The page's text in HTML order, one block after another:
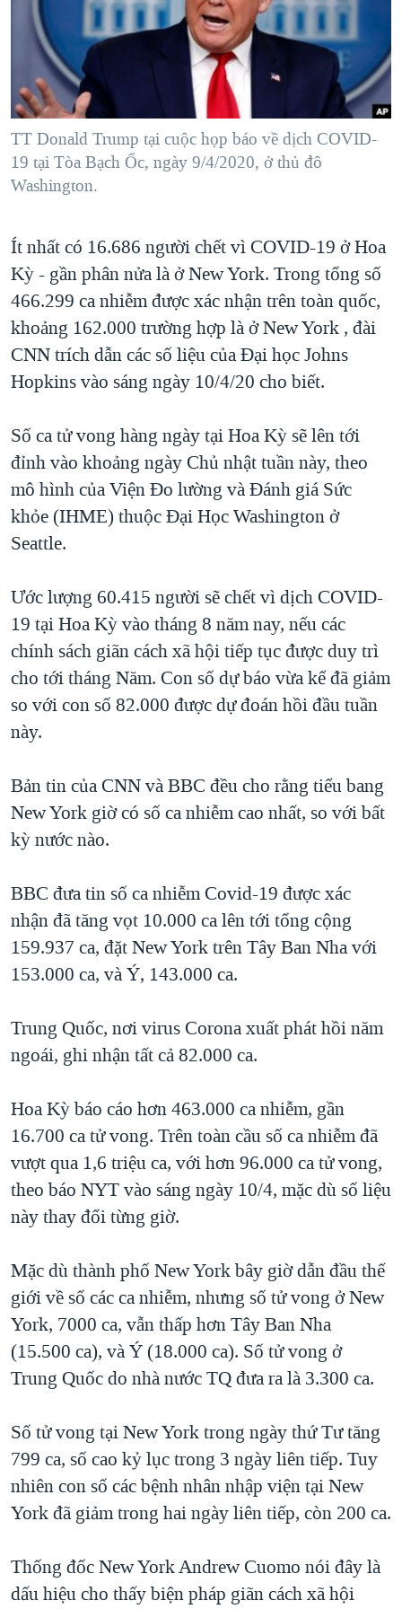
"Tìm"NGƯỜI VIỆT HẢI NGOẠI
ĐỜI SỐNG
KINH TẾ
KHOA HỌC
SỨC KHOẺ
VĂN HOÁ
GIÁO DỤC
HÀNH TRÌNH BẦU CỬ 2024
MỘT NĂM CHIẾN TRANH TẠI DẢI GAZA
GIẢI MÃ VÀNH ĐAI & CON ĐƯỜNG
NGÀY TỊ NẠN THẾ GIỚI
TRỊNH VĨNH BÌNH - NGƯỜI HẠ 'BÊN THẮNG CUỘC'
GROUND ZERO – XƯA VÀ NAY
CÁC GIÁ TRỊ CỘNG HÒA Ở VIỆT NAM
THƯỢNG ĐỈNH TRUMP-KIM TẠI VIỆT NAM
TRỊNH VĨNH BÌNH VS. CHÍNH PHỦ VIỆT NAM
NGƯ DÂN VIỆT VÀ LÀN SÓNG TRỘM HẢI SÂM
BÊN KIA QUỐC LỘ: TIẾNG VỌNG TỪ NÔNG THÔN MỸ
VIDEO
NGHE
MẠNG XÃ HỘI
Ngôn ngữ khác
TT Donald Trump tại cuộc họp báo về dịch COVID-
19 tại Tòa Bạch Ốc, ngày 9/4/2020, ở thủ đô
Washington.
Ít nhất có 16.686 người chết vì COVID-19 ở Hoa
Kỳ - gần phân nửa là ở New York. Trong tổng số
466.299 ca nhiễm được xác nhận trên toàn quốc,
khoảng 162.000 trường hợp là ở New York , đài
CNN trích dẫn các số liệu của Đại học Johns
Hopkins vào sáng ngày 10/4/20 cho biết.
Số ca tử vong hàng ngày tại Hoa Kỳ sẽ lên tới
đỉnh vào khoảng ngày Chủ nhật tuần này, theo
mô hình của Viện Đo lường và Đánh giá Sức
khỏe (IHME) thuộc Đại Học Washington ở
Seattle.
Ước lượng 60.415 người sẽ chết vì dịch COVID-
19 tại Hoa Kỳ vào tháng 8 năm nay, nếu các
chính sách giãn cách xã hội tiếp tục được duy trì
cho tới tháng Năm. Con số dự báo vừa kể đã giảm
so với con số 82.000 được dự đoán hồi đầu tuần
này.
Bản tin của CNN và BBC đều cho rằng tiểu bang
New York giờ có số ca nhiễm cao nhất, so với bất
kỳ nước nào.
BBC đưa tin số ca nhiễm Covid-19 được xác
nhận đã tăng vọt 10.000 ca lên tới tổng cộng
159.937 ca, đặt New York trên Tây Ban Nha với
153.000 ca, và Ý, 143.000 ca.
Trung Quốc, nơi virus Corona xuất phát hồi năm
ngoái, ghi nhận tất cả 82.000 ca.
Hoa Kỳ báo cáo hơn 463.000 ca nhiễm, gần
16.700 ca tử vong. Trên toàn cầu số ca nhiễm đã
vượt qua 1,6 triệu ca, với hơn 96.000 ca tử vong,
theo báo NYT vào sáng ngày 10/4, mặc dù số liệu
này thay đổi từng giờ.
Mặc dù thành phố New York bây giờ dẫn đầu thế
giới về số các ca nhiễm, nhưng số tử vong ở New
York, 7000 ca, vẫn thấp hơn Tây Ban Nha
(15.500 ca), và Ý (18.000 ca). Số tử vong ở
Trung Quốc do nhà nước TQ đưa ra là 3.300 ca.
Số tử vong tại New York trong ngày thứ Tư tăng
799 ca, số cao kỷ lục trong 3 ngày liên tiếp. Tuy
nhiên con số các bệnh nhân nhập viện tại New
York đã giảm trong hai ngày liên tiếp, còn 200 ca.
Thống đốc New York Andrew Cuomo nói đây là
dấu hiệu cho thấy biện pháp giãn cách xã hội